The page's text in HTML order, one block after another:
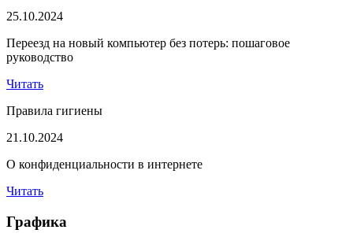
25.10.2024
Переезд на новый компьютер без потерь: пошаговое
руководство
Читать
Правила гигиены
21.10.2024
О конфиденциальности в интернете
Читать
Графика